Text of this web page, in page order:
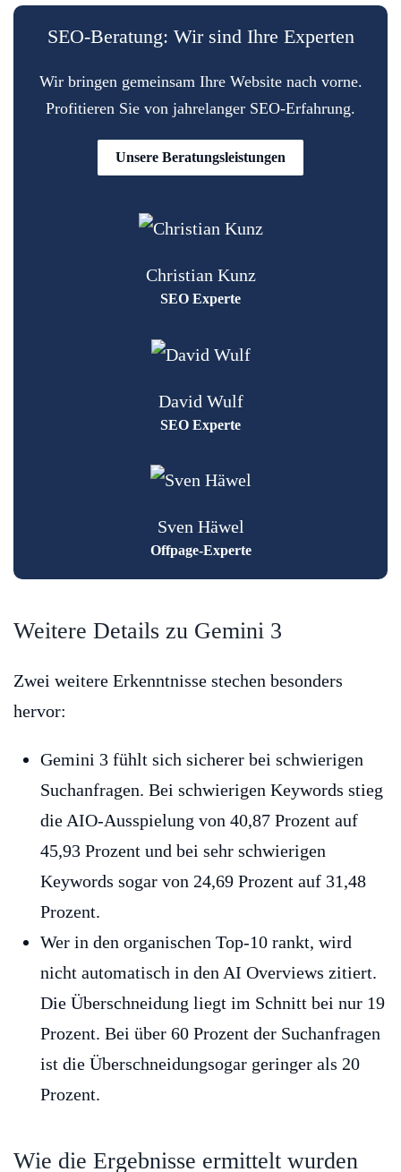
SEO-Beratung: Wir sind Ihre Experten
Wir bringen gemeinsam Ihre Website nach vorne.
Profitieren Sie von jahrelanger SEO-Erfahrung.
Unsere Beratungsleistungen
Christian Kunz
SEO Experte
David Wulf
SEO Experte
Sven Häwel
Offpage-Experte
Weitere Details zu Gemini 3
Zwei weitere Erkenntnisse stechen besonders
hervor:
Gemini 3 fühlt sich sicherer bei schwierigen
Suchanfragen. Bei schwierigen Keywords stieg
die AIO-Ausspielung von 40,87 Prozent auf
45,93 Prozent und bei sehr schwierigen
Keywords sogar von 24,69 Prozent auf 31,48
Prozent.
Wer in den organischen Top-10 rankt, wird
nicht automatisch in den AI Overviews zitiert.
Die Überschneidung liegt im Schnitt bei nur 19
Prozent. Bei über 60 Prozent der Suchanfragen
ist die Überschneidungsogar geringer als 20
Prozent.
Wie die Ergebnisse ermittelt wurden